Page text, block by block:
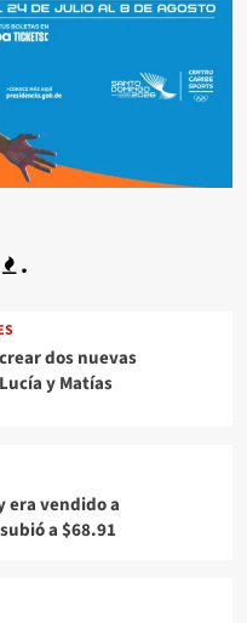
.
dos nuevas
y Matías
era vendido a
a $68.91